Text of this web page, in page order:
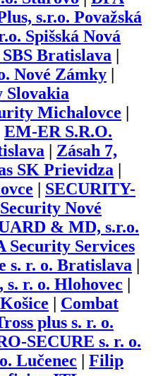
s.r.o. Považská
Spišská Nová
Bratislava
Nové Zámky
Slovakia
Michalovce
EM-ER S.R.O.
Zásah 7,
SK Prievidza
SECURITY-
Nové
& MD, s.r.o.
Security Services
s. r. o. Bratislava
r. o. Hlohovec
Combat
plus s. r. o.
SECURE s. r. o.
Lučenec
Filip